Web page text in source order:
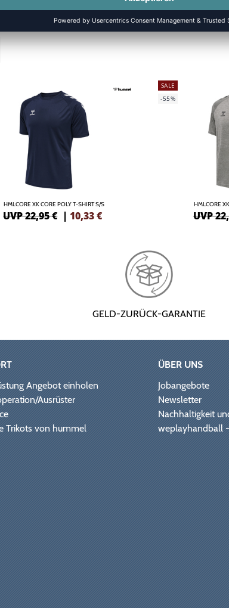
HMLCORE XK CORE POLY T-SHIRT S/S
UVP 22,95 € |10,33€
SALE
-55%
HMLCORE
UVP
GELD-ZURÜCK-GARANTIE
Angebot einholen
Ausrüster
Trikots von hummel
ÜBER UNS
Jobangebote
Newsletter
Nachhaltigkeit
weplayhandball